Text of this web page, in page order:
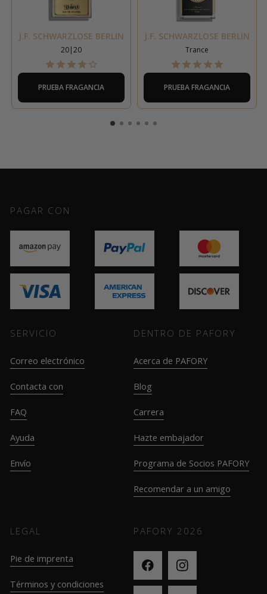
J.F. SCHWARZLOSE BERLIN
20|20
PRUEBA FRAGANCIA
J.F. SCHWARZLOSE BERLIN
Trance
PRUEBA FRAGANCIA
PAGAR CON
SERVICIO
Correo electrónico
Contacta con
FAQ
Ayuda
Envío
DENTRO DE PAFORY
Acerca de PAFORY
Blog
Carrera
Hazte embajador
Programa de Socios PAFORY
Recomendar a un amigo
LEGAL
Pie de imprenta
Términos y condiciones
PAFORY 2026